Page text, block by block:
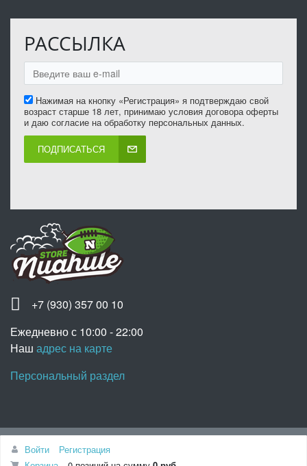
РАССЫЛКА
Нажимая на кнопку «Регистрация» я подтверждаю свой
возраст старше 18 лет, принимаю условия договора оферты
и даю согласие на обработку персональных данных.
ПОДПИСАТЬСЯ
+7 (930) 357 00 10
Ежедневно с 10:00 - 22:00
Наш адрес на карте
Персональный раздел
© Интернет-магазин «Nuahule», 2020
Войти
Регистрация